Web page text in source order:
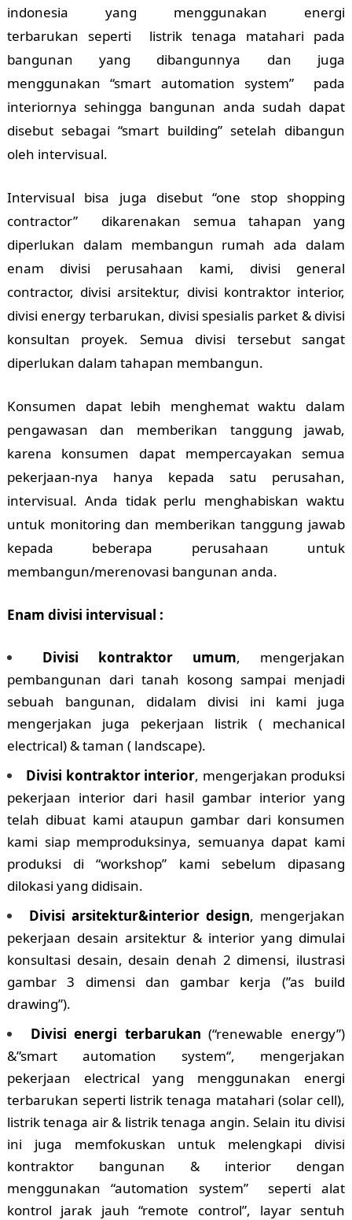
indonesia yang menggunakan energi
terbarukan seperti listrik tenaga matahari pada
bangunan yang dibangunnya dan juga
menggunakan “smart automation system” pada
interiornya sehingga bangunan anda sudah dapat
disebut sebagai “smart building” setelah dibangun
oleh intervisual.
Intervisual bisa juga disebut “one stop shopping
contractor” dikarenakan semua tahapan yang
diperlukan dalam membangun rumah ada dalam
enam divisi perusahaan kami, divisi general
contractor, divisi arsitektur, divisi kontraktor interior,
divisi energy terbarukan, divisi spesialis parket & divisi
konsultan proyek. Semua divisi tersebut sangat
diperlukan dalam tahapan membangun.
Konsumen dapat lebih menghemat waktu dalam
pengawasan dan memberikan tanggung jawab,
karena konsumen dapat mempercayakan semua
pekerjaan-nya hanya kepada satu perusahan,
intervisual. Anda tidak perlu menghabiskan waktu
untuk monitoring dan memberikan tanggung jawab
kepada beberapa perusahaan untuk
membangun/merenovasi bangunan anda.
Enam divisi intervisual :
Divisi kontraktor umum, mengerjakan
pembangunan dari tanah kosong sampai menjadi
sebuah bangunan, didalam divisi ini kami juga
mengerjakan juga pekerjaan listrik ( mechanical
electrical) & taman ( landscape).
Divisi kontraktor interior, mengerjakan produksi
pekerjaan interior dari hasil gambar interior yang
telah dibuat kami ataupun gambar dari konsumen
kami siap memproduksinya, semuanya dapat kami
produksi di “workshop” kami sebelum dipasang
dilokasi yang didisain.
Divisi arsitektur&interior design, mengerjakan
pekerjaan desain arsitektur & interior yang dimulai
konsultasi desain, desain denah 2 dimensi, ilustrasi
gambar 3 dimensi dan gambar kerja (”as build
drawing”).
Divisi energi terbarukan (“renewable energy”)
&”smart automation system“, mengerjakan
pekerjaan electrical yang menggunakan energi
terbarukan seperti listrik tenaga matahari (solar cell),
listrik tenaga air & listrik tenaga angin. Selain itu divisi
ini juga memfokuskan untuk melengkapi divisi
kontraktor bangunan & interior dengan
menggunakan “automation system” seperti alat
kontrol jarak jauh “remote control”, layar sentuh